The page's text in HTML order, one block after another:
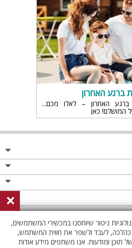
ברגע האחרון
ברגע האחרון – לאלו מכם
המושלם! כאן
×
ניטור שיוחסנו במכשירי המשתמשים,
לעבד ולשפר את חווית המשתמש,
תוכן ומודעות. אנו משתפים מידע אודות